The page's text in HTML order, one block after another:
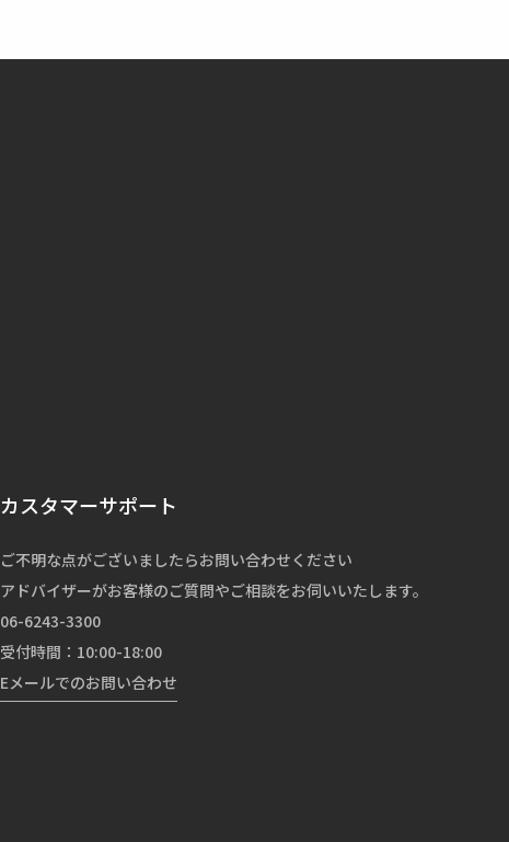
カスタマーサポート
ご不明な点がございましたらお問い合わせください
アドバイザーがお客様のご質問やご相談をお伺いいたします。
06-6243-3300
受付時間：10:00-18:00
Eメールでのお問い合わせ